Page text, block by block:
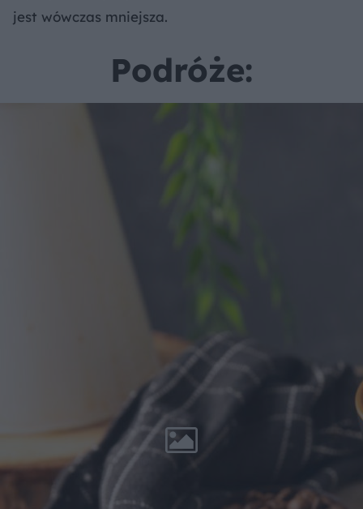
jest wówczas mniejsza.
Podróże: